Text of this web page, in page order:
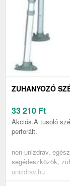
ZUHANYOZÓ
33 210 Ft
Akciós.A tusoló
perforált.
non-unizdrav,
segédeszközök,
unizdrav.hu